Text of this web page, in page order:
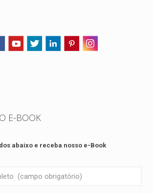
E-BOOK
abaixo e receba nosso e-Book